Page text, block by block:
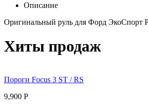
Описание
Оригинальный руль для Форд ЭкоСпорт
Хиты продаж
Пороги Focus 3 ST / RS
9,900 Р